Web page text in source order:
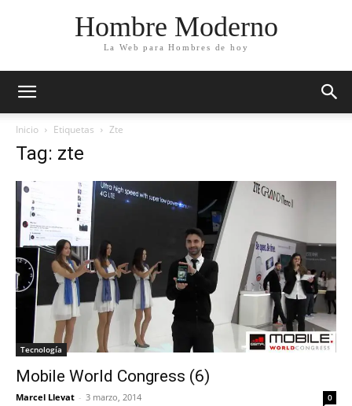
Hombre Moderno
La Web para Hombres de hoy
Inicio Etiquetas Zte
Tag: zte
Tecnología
Mobile World Congress (6)
Marcel Llevat - 3 marzo, 2014 0